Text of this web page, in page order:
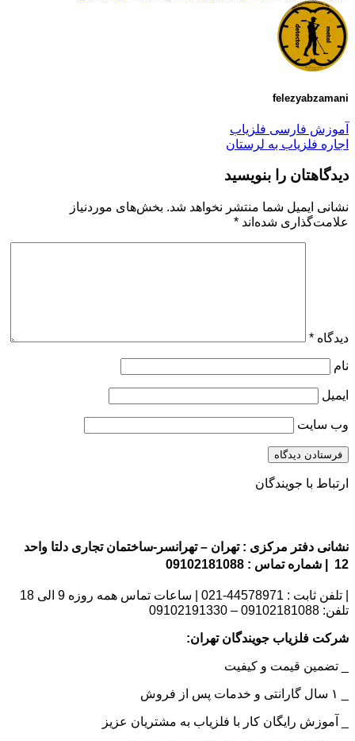
felezyabzamani
آموزش فارسی فلزیاب
اجاره فلزیاب به لرستان
دیدگاهتان را بنویسید
نشانی ایمیل شما منتشر نخواهد شد. بخش‌های موردنیاز
علامت‌گذاری شده‌اند *
دیدگاه *
نام
ایمیل
وب‌ سایت
ارتباط با جویندگان
نشانی دفتر مرکزی : تهران – تهرانسر-ساختمان تجاری دلتا واحد
12 | شماره تماس : 09102181088
| تلفن ثابت : 44578971-021 | ساعات تماس همه روزه 9 الی 18
تلفن: 09102181088 – 09102191330
شرکت فلزیاب جویندگان تهران:
_ تضمین قیمت و کیفیت
_ آموزش رایگان کار با فلزیاب به مشتریان عزیز